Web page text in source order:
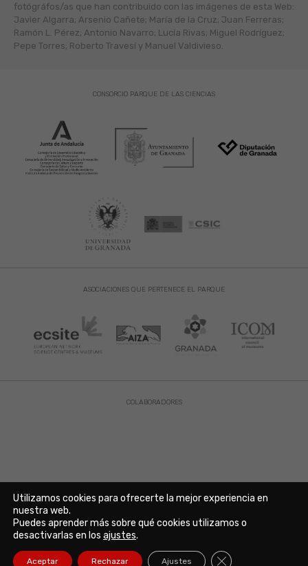
fotógráfos/as que han contribuido con las imágenes de esta Web:
Javier Algarra; Arsenio Cañete; María de la Cruz; Juan Ferreras;
Ramón L. Pérez; Antonio Navarro; Lucía Rivas; Miguel Rodríguez;
Pepe Torres; Roberto Travesí y Manuel Valdivieso.
ASOCIACIONES QUE PERTENECE EL PARQUE
CONSORCIO PARQUE DE LAS CIENCIAS
COLABORADORES
Aviso Legal | Política de Privacidad | Política de Cookies
Copyright © 2021. Parque de las Ciencias. Avda. de la Ciencia s/n
18006 Granada. España. Telf.: 958 131 900. Todos los derechos
Utilizamos cookies para ofrecerte la mejor experiencia en
nuestra web.
Puedes aprender más sobre qué cookies utilizamos o
desactivarlas en los ajustes.
Aceptar Rechazar Ajustes Cerrar el banner de